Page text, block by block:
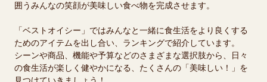
囲うみんなの笑顔が美味しい食べ物を完成させます。
「ベストオイシー」ではみんなと一緒に食生活をより良くする
ためのアイテムを出し合い、ランキングで紹介しています。
シーンや商品、機能や予算などのさまざまな選択肢から、日々
の食生活が楽しく健やかになる、たくさんの「美味しい！」を